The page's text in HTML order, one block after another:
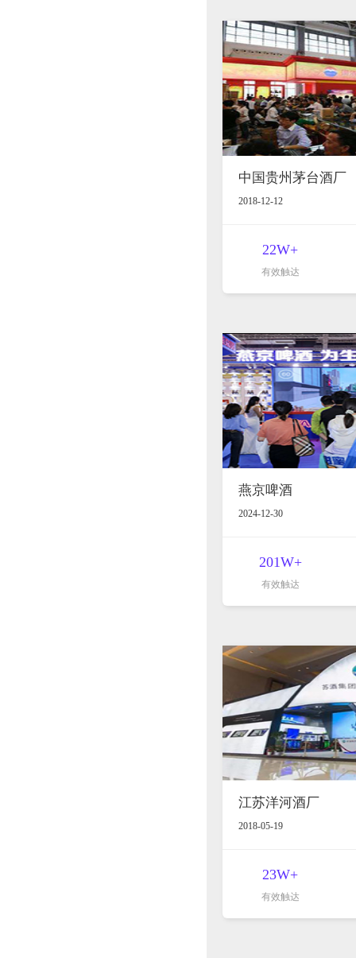
中国贵州茅台酒厂
2018-12-12
22W+
有效触达
燕京啤酒
2024-12-30
201W+
有效触达
江苏洋河酒厂
2018-05-19
23W+
有效触达